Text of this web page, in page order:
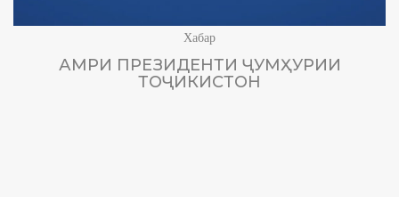
Хабар
АМРИ ПРЕЗИДЕНТИ ҶУМҲУРИИ
ТОҶИКИСТОН